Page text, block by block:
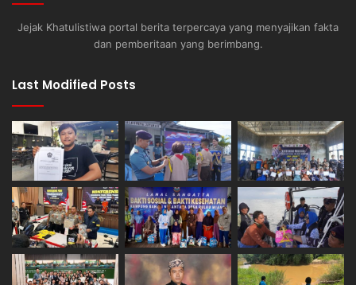
Jejak Khatulistiwa portal berita terpercaya yang menyajikan fakta
dan pemberitaan yang berimbang.
Last Modified Posts